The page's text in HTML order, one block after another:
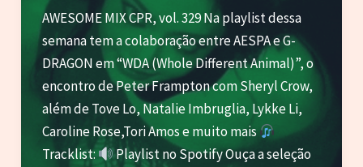
AWESOME MIX CPR, vol. 329 Na playlist dessa
semana tem a colaboração entre AESPA e G-
DRAGON em “WDA (Whole Different Animal)”, o
encontro de Peter Frampton com Sheryl Crow,
além de Tove Lo, Natalie Imbruglia, Lykke Li,
Caroline Rose,Tori Amos e muito mais
Tracklist:
Playlist no Spotify Ouça a seleção